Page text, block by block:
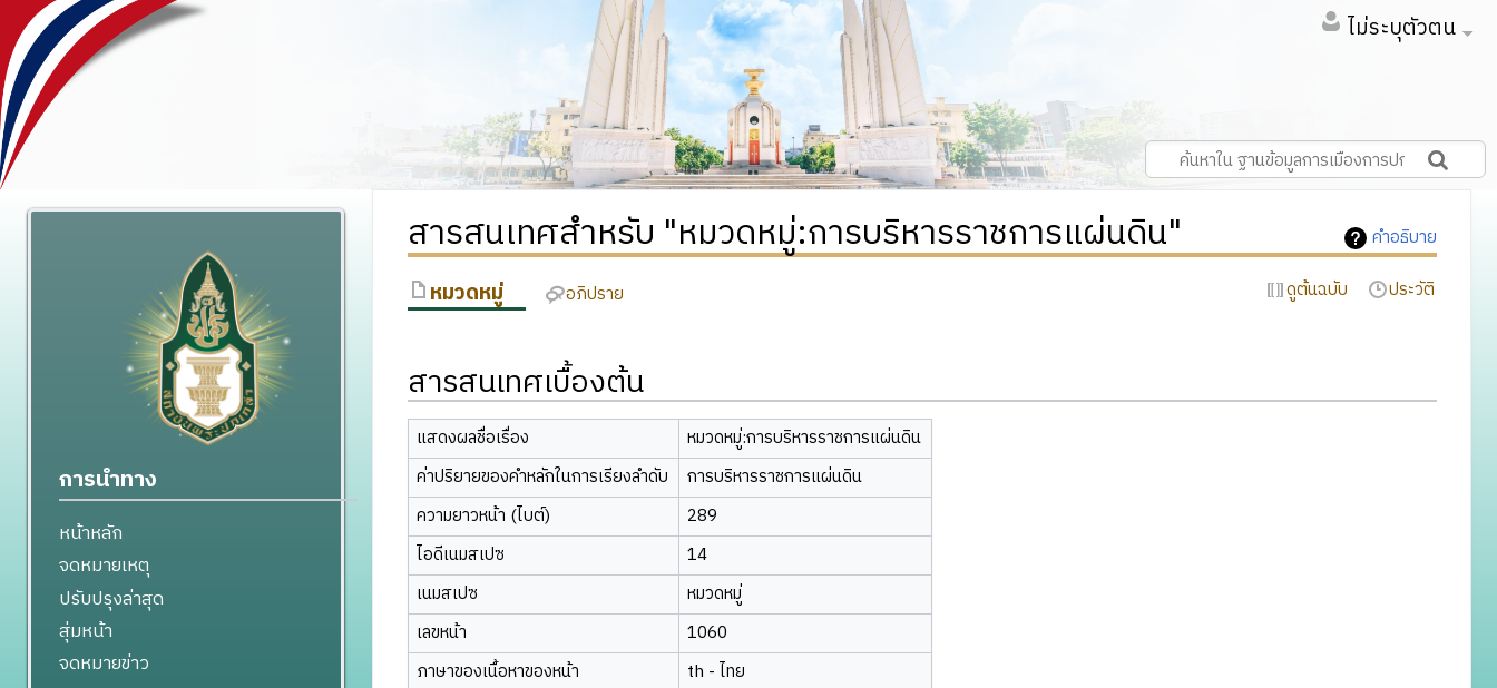
ไม่ระบุตัวตน
คำอธิบาย
สารสนเทศสำหรับ "หมวดหมู่:การบริหารราชการแผ่นดิน"
หมวดหมู่ อภิปราย ดูต้นฉบับ ประวัติ
สารสนเทศเบื้องต้น
แสดงผลชื่อเรื่อง
หมวดหมู่:การบริหารราชการแผ่นดิน
ค่าปริยายของคำหลักในการเรียงลำดับ
การบริหารราชการแผ่นดิน
ความยาวหน้า (ไบต์)
289
ไอดีเนมสเปซ
14
เนมสเปซ
หมวดหมู่
เลขหน้า
1060
ภาษาของเนื้อหาของหน้า
th - ไทย
การนำทาง
หน้าหลัก
จดหมายเหตุ
ปรับปรุงล่าสุด
สุ่มหน้า
จดหมายข่าว